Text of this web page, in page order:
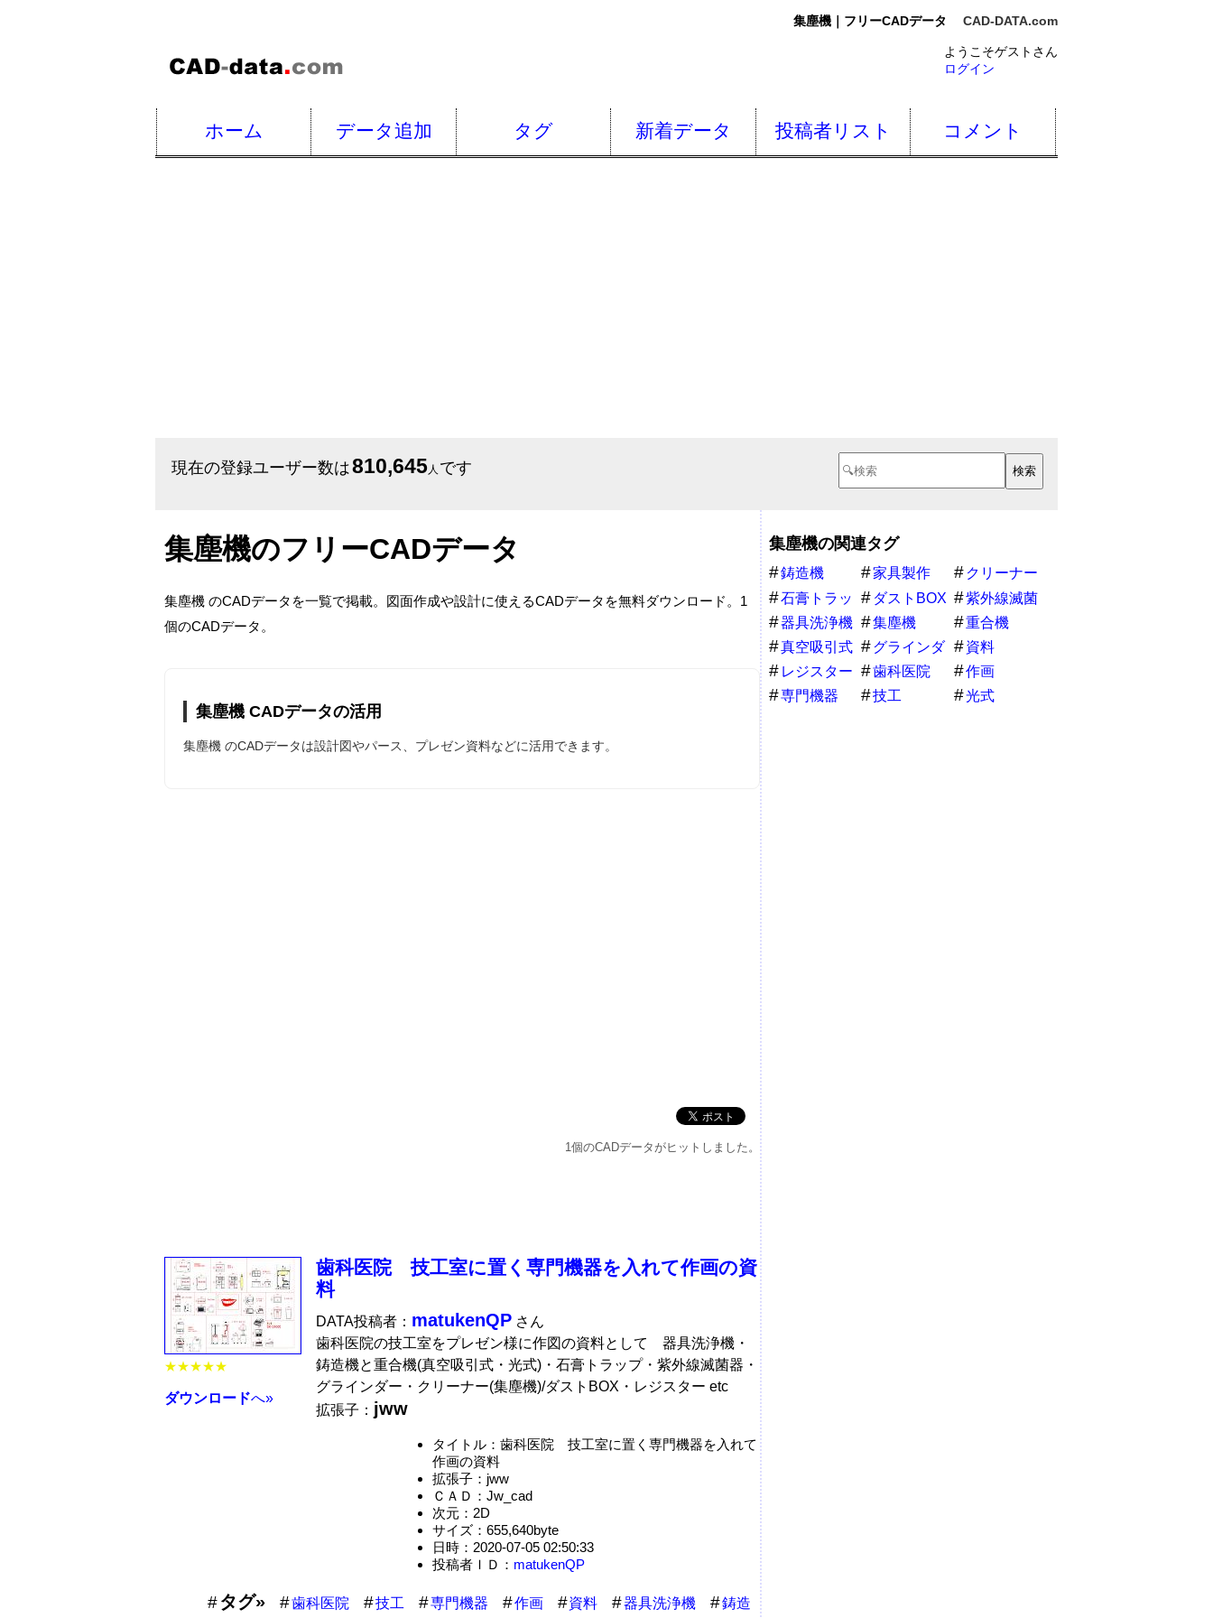
集塵機｜フリーCADデータ CAD-DATA.com
ようこそゲストさん
ログイン
ホーム データ追加 タグ 新着データ 投稿者リスト コメント
現在の登録ユーザー数は810,645人 です
集塵機のフリーCADデータ
集塵機 のCADデータを一覧で掲載。図面作成や設計に使えるCADデータを無料ダウンロード。1
個のCADデータ。
集塵機 CADデータの活用
集塵機 のCADデータは設計図やパース、プレゼン資料などに活用できます。
1個のCADデータがヒットしました。
★★★★★
ダウンロードへ»
歯科医院 技工室に置く専門機器を入れて作画の資
料
DATA投稿者： matukenQP さん
歯科医院の技工室をプレゼン様に作図の資料として 器具洗浄機・
鋳造機と重合機(真空吸引式・光式)・石膏トラップ・紫外線滅菌器・
グラインダー・クリーナー(集塵機)/ダストBOX・レジスター etc
拡張子： jww
タイトル：歯科医院 技工室に置く専門機器を入れて
作画の資料
拡張子：jww
ＣＡＤ：Jw_cad
次元：2D
サイズ：655,640byte
日時：2020-07-05 02:50:33
投稿者ＩＤ： matukenQP
タグ» 歯科医院 技工 専門機器 作画 資料 器具洗浄機 鋳造
集塵機の関連タグ
鋳造機 家具製作
クリーナー
石膏トラッ
プ
ダストBOX
紫外線滅菌
器
器具洗浄機 集塵機
重合機
真空吸引式
グラインダ
ー
資料
レジスター
歯科医院
作画
専門機器
技工 光式